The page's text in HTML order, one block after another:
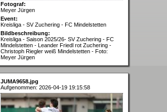
Fotograf:
Meyer Jürgen
Event:
Kreisliga - SV Zuchering - FC Mindelstetten
Bildbeschreibung:
Kreisliga - Saison 2025/26- SV Zuchering - FC
Mindelstetten - Leander Friedl rot Zuchering -
Christoph Riegler weiß Mindelstetten - Foto:
Meyer Jürgen
JUMA9658.jpg
Aufgenommen: 2026-04-19 19:15:58